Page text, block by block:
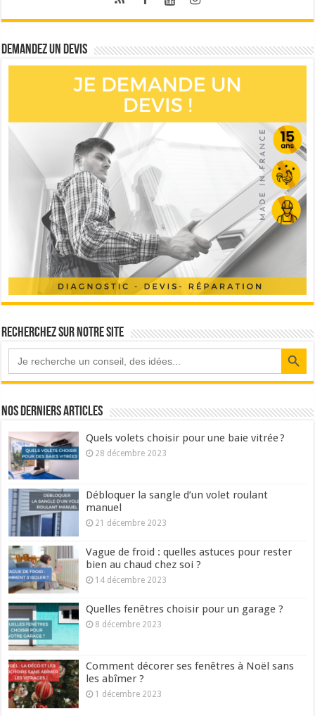
Demandez un devis
Recherchez sur notre site
Search Button
Nos derniers articles
Quels volets choisir pour une baie vitrée ?
28 décembre 2023
Débloquer la sangle d’un volet roulant
manuel
21 décembre 2023
Vague de froid : quelles astuces pour rester
bien au chaud chez soi ?
14 décembre 2023
Quelles fenêtres choisir pour un garage ?
8 décembre 2023
Comment décorer ses fenêtres à Noël sans
les abîmer ?
1 décembre 2023